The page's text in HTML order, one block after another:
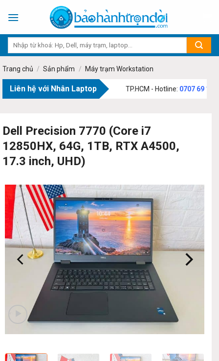
Trang chủ / Sản phẩm / Máy trạm Workstation
Liên hệ với Nhân Laptop
73 Phạm Văn Bạch, Phường Tân Sơn, TP.HCM - Hotline:0707 69 1111
Dell Precision 7770 (Core i7
12850HX, 64G, 1TB, RTX A4500,
17.3 inch, UHD)